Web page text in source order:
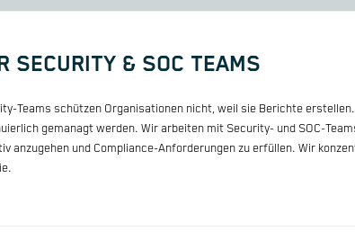
SECURITY & SOC TEAMS
Teams schützen Organisationen nicht, weil sie Berichte
gemanagt werden. Wir arbeiten mit Security- und SOC-
anzugehen und Compliance-Anforderungen zu erfüllen. Wir